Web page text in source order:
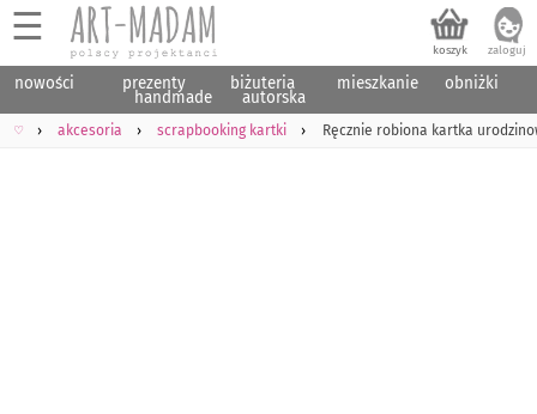
☰
nowości prezenty
handmade
biżuteria
autorska
mieszkanie obniżki
♡ akcesoria scrapbooking kartki Ręcznie robiona kartka